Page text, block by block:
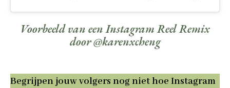
Voorbeeld van een Instagram Reel Remix
door @karenxcheng
Begrijpen jouw volgers nog niet hoe Instagram